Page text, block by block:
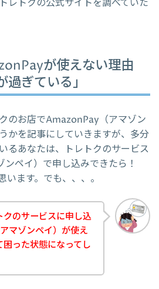
レトクの公式サイトを調べていた
が使えない理由
ぎている」
のお店でAmazonPay（アマゾン
かを記事にしていきますが、多分
るあなたは、トレトクのサービス
ペイ）で申し込みできたら！
います。でも、、、。
のサービスに申し込
マゾンペイ）が使え
った状態になってし